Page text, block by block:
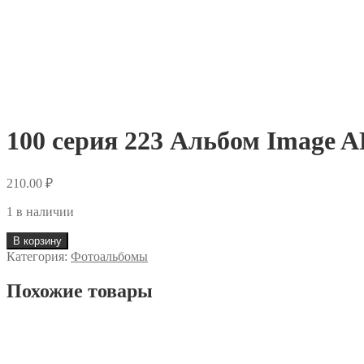
100 серия 223 Альбом Image
210.00 ₽
1 в наличии
В корзину
Категория: Фотоальбомы
Похожие товары